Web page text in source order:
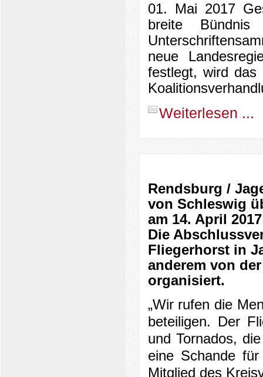
01. Mai 2017
breite Bündnis
neue
festlegt, wird das
Weiterlesen ...
Rendsburg /
von Schleswig
am 14. April
Die
Fliegerhorst in
anderem von
organisiert.
„Wir rufen die
beteiligen. Der
und Tornados,
eine Schande für
Mitglied des